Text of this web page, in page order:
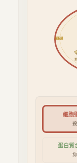
細胞膜
細胞
蛋白質